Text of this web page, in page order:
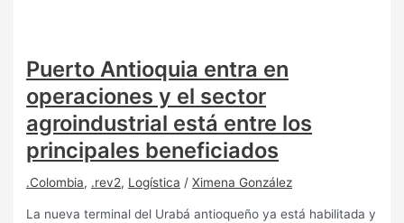
Puerto Antioquia entra en
operaciones y el sector
agroindustrial está entre los
principales beneficiados
.Colombia, .rev2, Logística /Ximena González
La nueva terminal del Urabá antioqueño ya está habilitada y